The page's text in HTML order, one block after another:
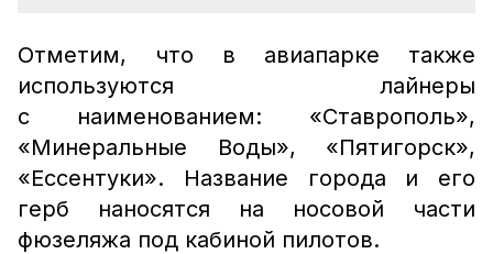
Отметим, что в авиапарке также
используются лайнеры
с наименованием: «Ставрополь»,
«Минеральные Воды», «Пятигорск»,
«Ессентуки». Название города и его
герб наносятся на носовой части
фюзеляжа под кабиной пилотов.